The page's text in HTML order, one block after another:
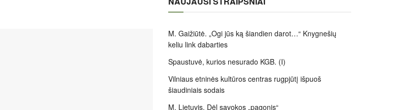
M. Gaižiūtė. „Ogi jūs ką šiandien darot…“ Knygnešių
keliu link dabarties
Spaustuvė, kurios nesurado KGB. (I)
Vilniaus etninės kultūros centras rugpjūtį išpuoš
šiaudiniais sodais
M. Lietuvis. Dėl sąvokos „pagonis“